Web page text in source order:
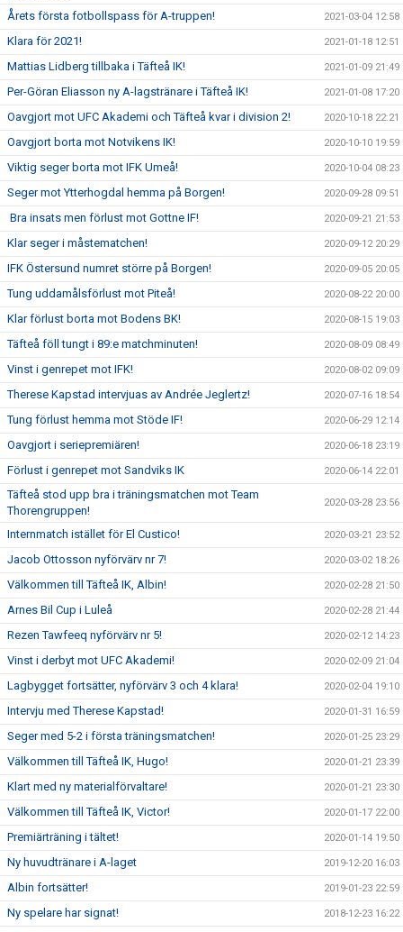
Årets första fotbollspass för A-truppen! 2021-03-04 12:58
Klara för 2021! 2021-01-18 12:51
Mattias Lidberg tillbaka i Täfteå IK! 2021-01-09 21:49
Per-Göran Eliasson ny A-lagstränare i Täfteå IK! 2021-01-08 17:20
Oavgjort mot UFC Akademi och Täfteå kvar i division 2! 2020-10-18 22:21
Oavgjort borta mot Notvikens IK! 2020-10-10 19:59
Viktig seger borta mot IFK Umeå! 2020-10-04 08:23
Seger mot Ytterhogdal hemma på Borgen! 2020-09-28 09:51
Bra insats men förlust mot Gottne IF! 2020-09-21 21:53
Klar seger i måstematchen! 2020-09-12 20:29
IFK Östersund numret större på Borgen! 2020-09-05 20:05
Tung uddamålsförlust mot Piteå! 2020-08-22 20:00
Klar förlust borta mot Bodens BK! 2020-08-15 19:03
Täfteå föll tungt i 89:e matchminuten! 2020-08-09 08:49
Vinst i genrepet mot IFK! 2020-08-02 09:09
Therese Kapstad intervjuas av Andrée Jeglertz! 2020-07-16 18:54
Tung förlust hemma mot Stöde IF! 2020-06-29 12:14
Oavgjort i seriepremiären! 2020-06-18 23:19
Förlust i genrepet mot Sandviks IK 2020-06-14 22:01
Täfteå stod upp bra i träningsmatchen mot Team
Thorengruppen!
2020-03-28 23:56
Internmatch istället för El Custico! 2020-03-21 23:52
Jacob Ottosson nyförvärv nr 7! 2020-03-02 18:26
Välkommen till Täfteå IK, Albin! 2020-02-28 21:50
Arnes Bil Cup i Luleå 2020-02-28 21:44
Rezen Tawfeeq nyförvärv nr 5! 2020-02-12 14:23
Vinst i derbyt mot UFC Akademi! 2020-02-09 21:04
Lagbygget fortsätter, nyförvärv 3 och 4 klara! 2020-02-04 19:10
Intervju med Therese Kapstad! 2020-01-31 16:59
Seger med 5-2 i första träningsmatchen! 2020-01-25 23:29
Välkommen till Täfteå IK, Hugo! 2020-01-21 23:39
Klart med ny materialförvaltare! 2020-01-21 23:30
Välkommen till Täfteå IK, Victor! 2020-01-17 22:00
Premiärträning i tältet! 2020-01-14 19:50
Ny huvudtränare i A-laget 2019-12-20 16:03
Albin fortsätter! 2019-01-23 22:59
Ny spelare har signat! 2018-12-23 16:22